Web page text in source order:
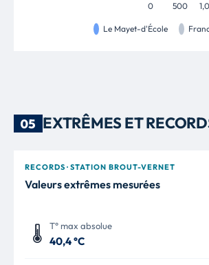
05 EXTRÊMES ET
RECORDS · STATION BROUT-VERNET
Valeurs extrêmes mesurées
🌡️ T° max absolue
40,4 °C